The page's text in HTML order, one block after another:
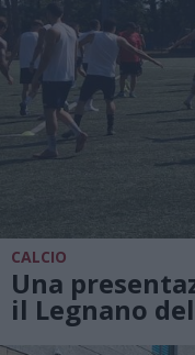
CALCIO
Una
il Legnano